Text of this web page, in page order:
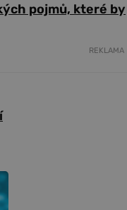
pojmů, které by
REKLAMA